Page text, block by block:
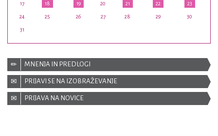
17 18 19 20 21 22 23
24 25 26 27 28 29 30
31
MNENJA IN PREDLOGI
PRIJAVI SE NA IZOBRAŽEVANJE
PRIJAVA NA NOVICE